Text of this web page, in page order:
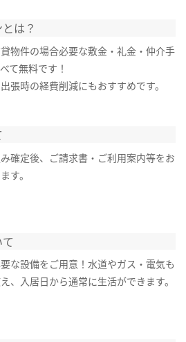
は？
物件の場合必要な敷金・礼金・仲介手
て無料です！
張時の経費削減にもおすすめです。
確定後、ご請求書・ご利用案内等をお
す。
な設備をご用意！水道やガス・電気も
、入居日から通常に生活ができます。